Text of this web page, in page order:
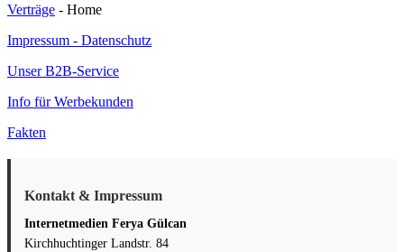
Verträge - Home
Impressum - Datenschutz
Unser B2B-Service
Info für Werbekunden
Fakten
Kontakt & Impressum
Internetmedien Ferya Gülcan
Kirchhuchtinger Landstr. 84